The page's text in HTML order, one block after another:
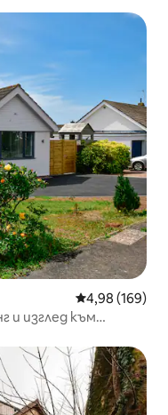
Средна
4,98 (169)
и изглед към